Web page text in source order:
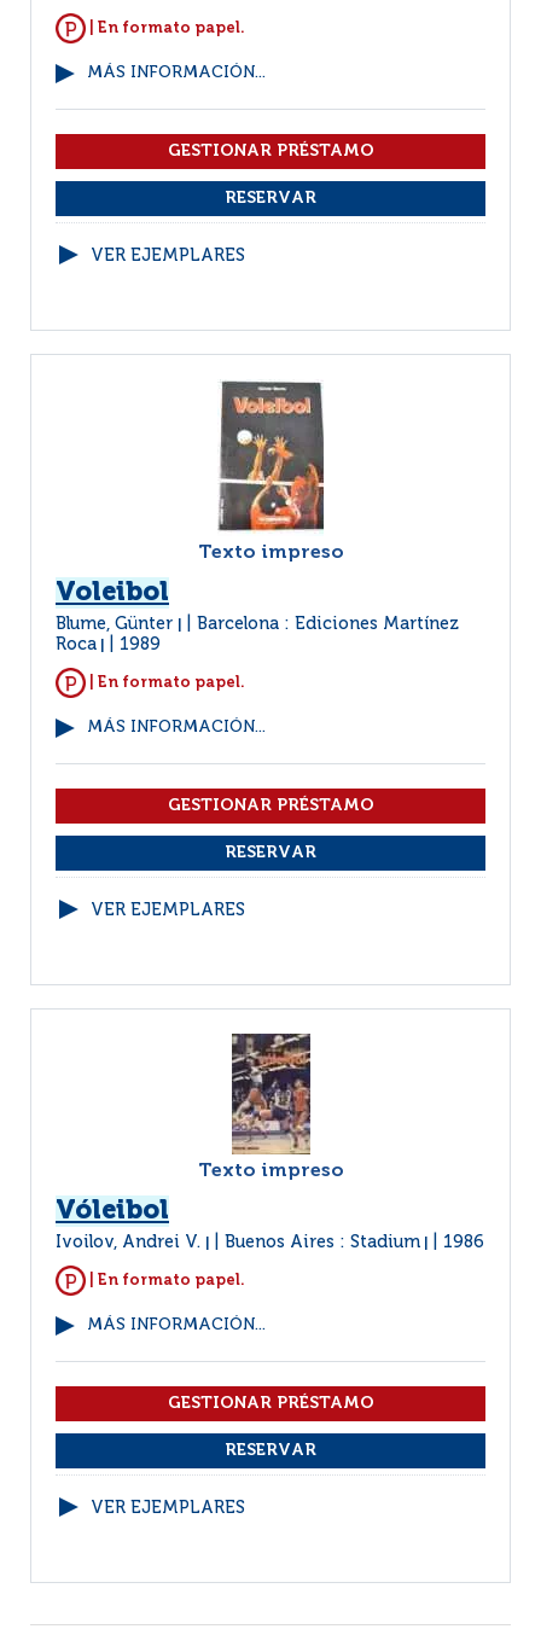
| En formato papel.
MÁS INFORMACIÓN...
VER EJEMPLARES
Texto impreso
Voleibol
Blume, Günter
Barcelona : Ediciones Martínez
Roca
1989
| En formato papel.
MÁS INFORMACIÓN...
VER EJEMPLARES
Texto impreso
Vóleibol
Ivoilov, Andrei V. Buenos Aires : Stadium 1986
| En formato papel.
MÁS INFORMACIÓN...
VER EJEMPLARES